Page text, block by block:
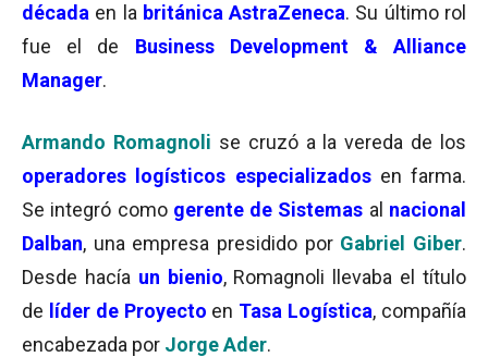
década en la británica AstraZeneca. Su último rol
fue el de Business Development & Alliance
Manager.
Armando Romagnoli se cruzó a la vereda de los
operadores
logísticos especializadosen farma.
Se integró como gerente de Sistemas al nacional
Dalban, una empresa presidido por Gabriel Giber.
Desde hacía un bienio, Romagnoli llevaba el título
de líder de Proyecto en Tasa Logística, compañía
encabezada por Jorge Ader.